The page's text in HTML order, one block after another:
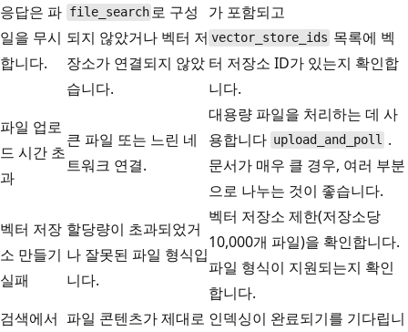
응답은 파
일을 무시
합니다.
file_search 로 구성
되지 않았거나 벡터 저
장소가 연결되지 않았
습니다.
가 포함되고
vector_store_ids 목록에 벡
터 저장소 ID가 있는지 확인합
니다.
파일 업로
드 시간 초
과
큰 파일 또는 느린 네
트워크 연결.
대용량 파일을 처리하는 데 사
용합니다 upload_and_poll .
문서가 매우 클 경우, 여러 부분
으로 나누는 것이 좋습니다.
벡터 저장
소 만들기
실패
할당량이 초과되었거
나 잘못된 파일 형식입
니다.
벡터 저장소 제한(저장소당
10,000개 파일)을 확인합니다.
파일 형식이 지원되는지 확인
합니다.
검색에서 파일 콘텐츠가 제대로 인덱싱이 완료되기를 기다립니